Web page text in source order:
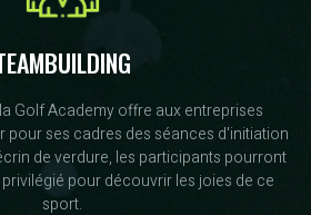
Golf Academy offre aux entreprises
pour ses cadres des séances d'initiation
de verdure, les participants pourront
pour découvrir les joies de ce
sport.